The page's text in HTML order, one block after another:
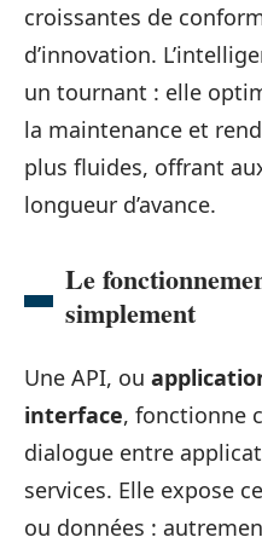
croissantes de
d’innovation.
un tournant : elle
la maintenance et
plus fluides, offrant
longueur d’avance.
Le
simplement
Une API, ou
interface, fonctionne
dialogue entre
services. Elle expose
ou données :